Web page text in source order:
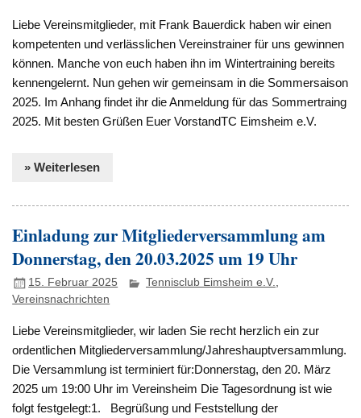
Liebe Vereinsmitglieder, mit Frank Bauerdick haben wir einen
kompetenten und verlässlichen Vereinstrainer für uns gewinnen
können. Manche von euch haben ihn im Wintertraining bereits
kennengelernt. Nun gehen wir gemeinsam in die Sommersaison
2025. Im Anhang findet ihr die Anmeldung für das Sommertraing
2025. Mit besten Grüßen Euer VorstandTC Eimsheim e.V.
» Weiterlesen
Einladung zur Mitgliederversammlung am
Donnerstag, den 20.03.2025 um 19 Uhr
15. Februar 2025 Tennisclub Eimsheim e.V.,
Vereinsnachrichten
Liebe Vereinsmitglieder, wir laden Sie recht herzlich ein zur
ordentlichen Mitgliederversammlung/Jahreshauptversammlung.
Die Versammlung ist terminiert für:Donnerstag, den 20. März
2025 um 19:00 Uhr im Vereinsheim Die Tagesordnung ist wie
folgt festgelegt:1. Begrüßung und Feststellung der